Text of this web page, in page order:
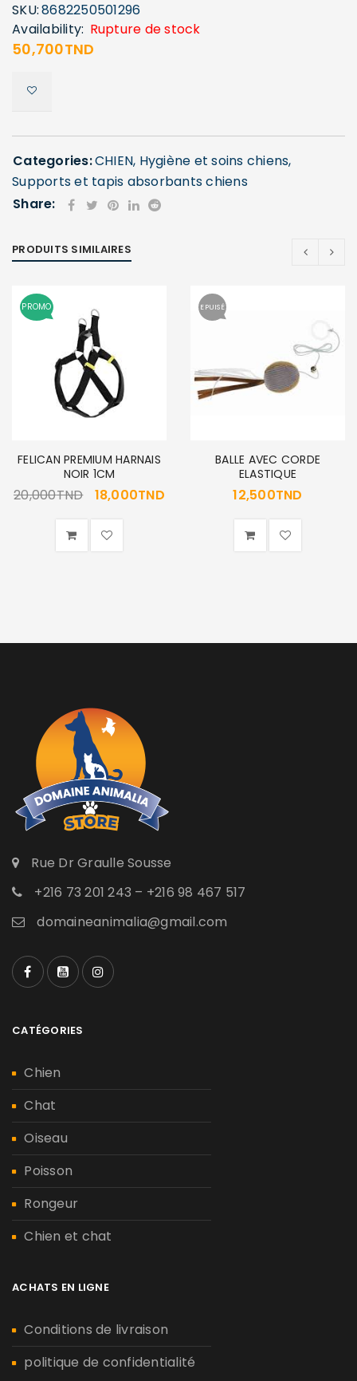
SKU:8682250501296
Availability: Rupture de stock
50,700TND
Categories:CHIEN, Hygiène et soins chiens,
Supports et tapis absorbants chiens
Share:
PRODUITS SIMILAIRES
PROMO
FELICAN PREMIUM HARNAIS
NOIR 1CM
20,000TND 18,000TND
EPUISÉ
BALLE AVEC CORDE
ELASTIQUE
12,500TND
Rue Dr Graulle Sousse
+216 73 201 243 – +216 98 467 517
domaineanimalia@gmail.com
CATÉGORIES
Chien
Chat
Oiseau
Poisson
Rongeur
Chien et chat
ACHATS EN LIGNE
Conditions de livraison
politique de confidentialité